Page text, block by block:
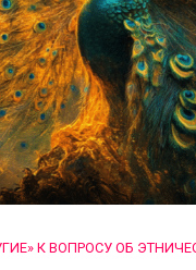
К ВОПРОСУ ОБ